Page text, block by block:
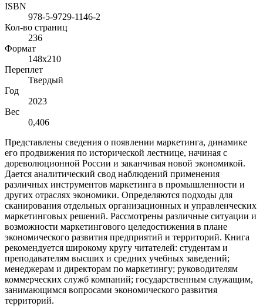
ISBN
978-5-9729-1146-2
Кол-во страниц
236
Формат
148х210
Переплет
Твердый
Год
2023
Вес
0,406
Представлены сведения о появлении маркетинга, динамике
его продвижения по исторической лестнице, начиная с
дореволюционной России и заканчивая новой экономикой.
Дается аналитический свод наблюдений применения
различных инструментов маркетинга в промышленности и
других отраслях экономики. Определяются подходы для
сканирования отдельных организационных и управленческих
маркетинговых решений. Рассмотрены различные ситуации и
возможности маркетингового целедостижения в плане
экономического развития предприятий и территорий. Книга
рекомендуется широкому кругу читателей: студентам и
преподавателям высших и средних учебных заведений;
менеджерам и директорам по маркетингу; руководителям
коммерческих служб компаний; государственным служащим,
занимающимся вопросами экономического развития
территорий.